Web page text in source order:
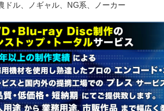
ドル、ノギャル、NG系、ノーカー